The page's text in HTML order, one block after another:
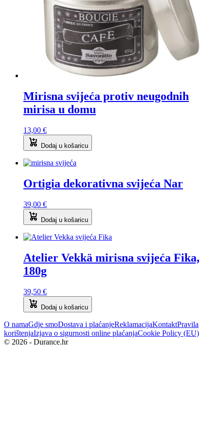
Mirisna svijeća protiv neugodnih
mirisa u domu
13,00 €
Dodaj u košaricu
Ortigia dekorativna svijeća Nar
39,00 €
Dodaj u košaricu
Atelier Vekkä mirisna svijeća Fika,
180g
39,50 €
Dodaj u košaricu
O namaGdje smoDostava i plaćanjeReklamacijaKontaktPravila
korištenjaIzjava o sigurnosti online plaćanjaCookie Policy (EU)
© 2026 - Durance.hr